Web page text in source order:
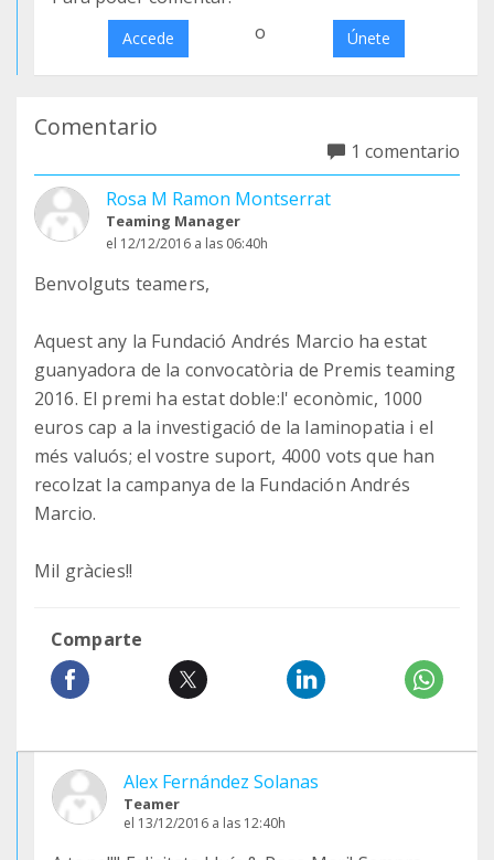
Accede o Únete
Comentario
1 comentario
Rosa M Ramon Montserrat
Teaming Manager
el 12/12/2016 a las 06:40h
Benvolguts teamers,
Aquest any la Fundació Andrés Marcio ha estat
guanyadora de la convocatòria de Premis teaming
2016. El premi ha estat doble:l' econòmic, 1000
euros cap a la investigació de la laminopatia i el
més valuós; el vostre suport, 4000 vots que han
recolzat la campanya de la Fundación Andrés
Marcio.
Mil gràcies!!
Comparte
Alex Fernández Solanas
Teamer
el 13/12/2016 a las 12:40h